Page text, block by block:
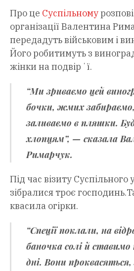
Про це Суспільному
організації Валентина
передадуть військовим і
Його робитимуть з
жінки на подвірʼї.
“Ми зриваємо цей
бочки, жмих
заливаємо в пляшки.
хлопцям”, — сказала
Римарчук.
Під час візиту Суспільного
зібралися троє
квасила огірки.
“Спеції поклали, на
баночка солі й
дні. Вони проквасяться,